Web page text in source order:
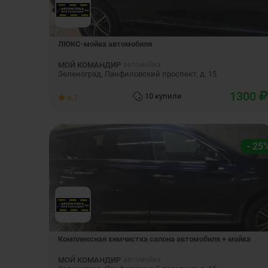
ЛЮКС-мойка автомобиля
МОЙ КОМАНДИР
Зеленоград, Панфиловский проспект, д. 15
4.7 10 купили 1300
-
Комплексная химчистка салона автомобиля + мойка
МОЙ КОМАНДИР